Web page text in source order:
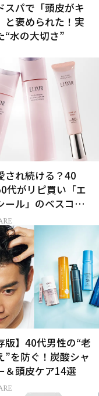
スパで「頭皮がキ
と褒められた！実
“水の大切さ”
され続ける？40
代がリピ買い「エ
ール」のベスコス
3選
版】40代男性の“老
”を防ぐ！炭酸シャ
＆頭皮ケア14選